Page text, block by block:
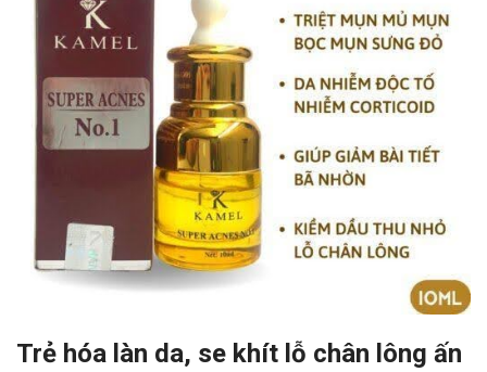
Trẻ hóa làn da, se khít lỗ chân lông ấn